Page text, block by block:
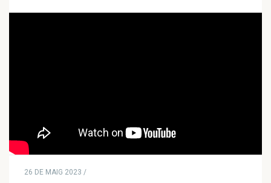
26 DE MAIG 2023 /